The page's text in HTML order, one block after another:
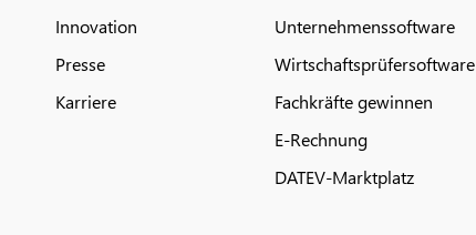
Innovation
Presse
Karriere
Unternehmenssoftware
Wirtschaftsprüfersoftware
Fachkräfte gewinnen
E-Rechnung
DATEV-Marktplatz